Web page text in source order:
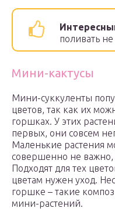
поливать
Мини-кактусы
Мини-суккуленты
цветов, так как их
горшках. У этих
первых, они совсем
Маленькие растения
совершенно не важно,
Подходят для тех
цветам нужен уход.
горшке – такие
мини-растений.